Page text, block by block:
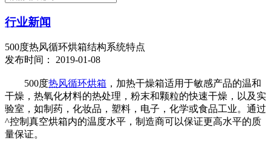
行业新闻
500度热风循环烘箱结构系统特点
发布时间： 2019-01-08
500度热风循环烘箱 ，加热干燥箱适用于敏感产品的温和
干燥，热氧化材料的热处理，粉末和颗粒的快速干燥，以及实
验室，如制药，化妆品，塑料，电子，化学或食品工业。通过
^控制真空烘箱内的温度水平，制造商可以保证更高水平的质
量保证。